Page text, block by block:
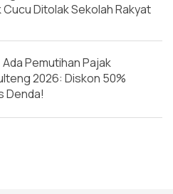
Cucu Ditolak Sekolah Rakyat
Pemutihan Pajak
2026: Diskon 50%
Denda!